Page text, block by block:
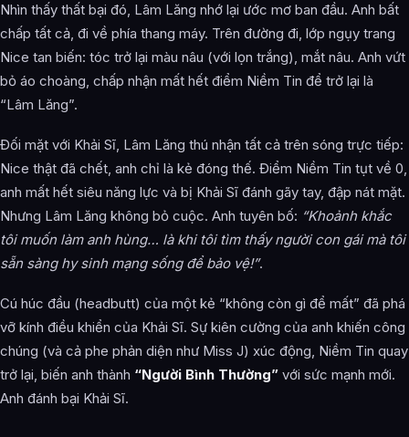
Nhìn thấy thất bại đó, Lâm Lăng nhớ lại ước mơ ban đầu. Anh bất
chấp tất cả, đi về phía thang máy. Trên đường đi, lớp ngụy trang
Nice tan biến: tóc trở lại màu nâu (với lọn trắng), mắt nâu. Anh vứt
bỏ áo choàng, chấp nhận mất hết điểm Niềm Tin để trở lại là
“Lâm Lăng”.
Đối mặt với Khải Sĩ, Lâm Lăng thú nhận tất cả trên sóng trực tiếp:
Nice thật đã chết, anh chỉ là kẻ đóng thế. Điểm Niềm Tin tụt về 0,
anh mất hết siêu năng lực và bị Khải Sĩ đánh gãy tay, đập nát mặt.
Nhưng Lâm Lăng không bỏ cuộc. Anh tuyên bố: “Khoảnh khắc
tôi muốn làm anh hùng… là khi tôi tìm thấy người con gái mà tôi
sẵn sàng hy sinh mạng sống để bảo vệ!”.
Cú húc đầu (headbutt) của một kẻ “không còn gì để mất” đã phá
vỡ kính điều khiển của Khải Sĩ. Sự kiên cường của anh khiến công
chúng (và cả phe phản diện như Miss J) xúc động, Niềm Tin quay
trở lại, biến anh thành “Người Bình Thường” với sức mạnh mới.
Anh đánh bại Khải Sĩ.